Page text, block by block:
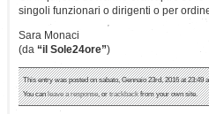
singoli funzionari o dirigenti o per
Sara Monaci
(da “il Sole24ore”)
This entry was posted on sabato, Gennaio 23rd, 2016 at 23:49
You canleave a response, ortrackbackfrom your own site.